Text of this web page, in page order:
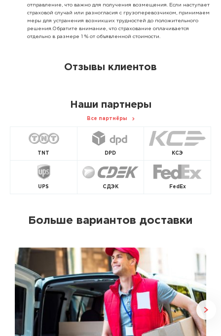
отправление, что важно для получения возмещения. Если наступает
страховой случай или разногласия с грузоперевозчиком, принимаем
меры для устранения возникших трудностей до положительного
решения.Обратите внимание, что страхование оплачивается
отдельно в размере 1 % от объявленной стоимости.
Отзывы клиентов
Наши партнеры
Все партнёры
TNT DPD КСЭ
UPS СДЭК FedEx
Больше вариантов доставки